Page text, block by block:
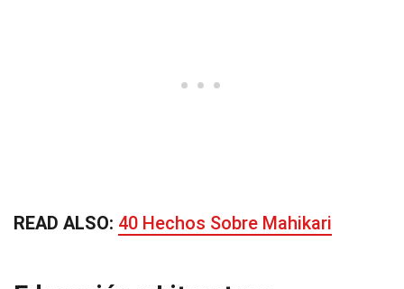
READ ALSO: 40 Hechos Sobre Mahikari